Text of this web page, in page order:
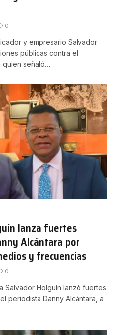
0
y empresario Salvador
públicas contra el
quien señaló…
lanza fuertes
Alcántara por
y frecuencias
0
Salvador Holguín lanzó fuertes
periodista Danny Alcántara, a